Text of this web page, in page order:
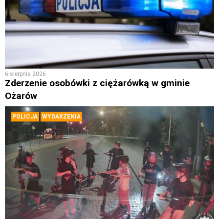
6 sierpnia 2026
Zderzenie osobówki z ciężarówką w gminie
Ożarów
POLICJA WYDARZENIA